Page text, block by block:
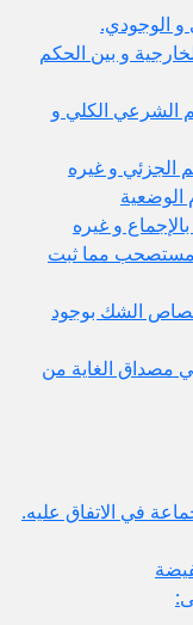
و الوجودي.
و بين الحكم
الشرعي الكلي و
الجزئي و غيره
الوضعية
و غيره
مما ثبت
الشك بوجود
مصداق الغاية من
في الاتفاق عليه.